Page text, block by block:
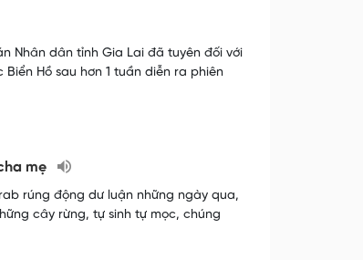
Nhân dân tỉnh Gia Lai đã tuyên đối với
Hồ sau hơn 1 tuần diễn ra phiên
mẹ
rúng động dư luận những ngày qua,
cây rừng, tự sinh tự mọc, chúng